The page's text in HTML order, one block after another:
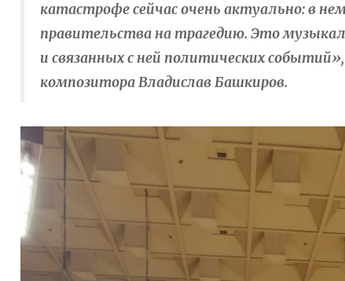
катастрофе сейчас очень актуально: в
правительства на трагедию. Это
и связанных с ней политических
композитора Владислав Башкиров.